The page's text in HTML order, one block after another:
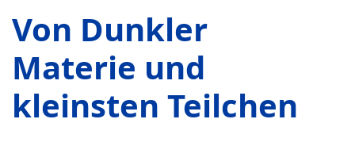
Von Dunkler
Materie und
kleinsten Teilchen